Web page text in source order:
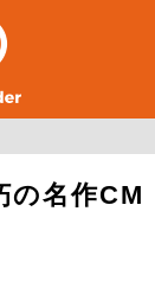
名作CM